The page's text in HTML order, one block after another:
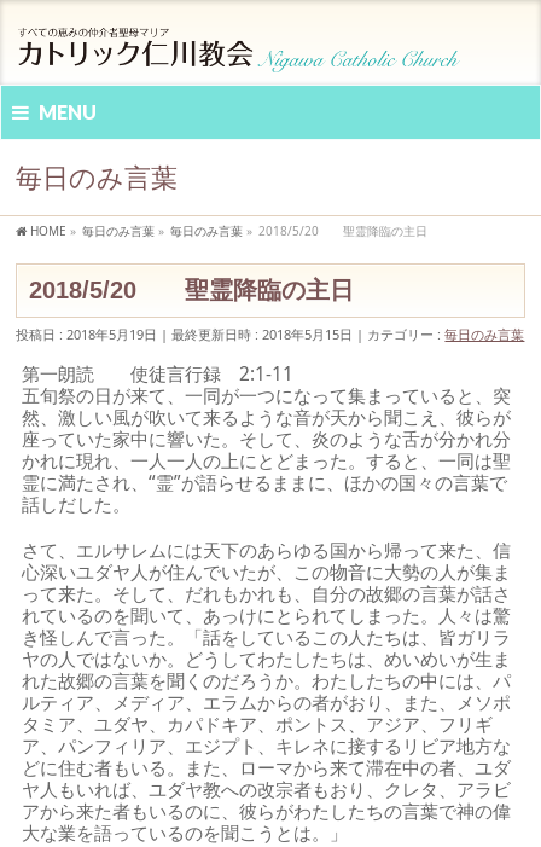
MENU
毎日のみ言葉
HOME » 毎日のみ言葉 » 毎日のみ言葉 » 2018/5/20 聖霊降臨の主日
2018/5/20 聖霊降臨の主日
投稿日 : 2018年5月19日 最終更新日時 : 2018年5月15日 カテゴリー :毎日のみ言葉
第一朗読 使徒言行録 2:1-11
五旬祭の日が来て、一同が一つになって集まっていると、突
然、激しい風が吹いて来るような音が天から聞こえ、彼らが
座っていた家中に響いた。そして、炎のような舌が分かれ分
かれに現れ、一人一人の上にとどまった。すると、一同は聖
霊に満たされ、“霊”が語らせるままに、ほかの国々の言葉で
話しだした。
さて、エルサレムには天下のあらゆる国から帰って来た、信
心深いユダヤ人が住んでいたが、この物音に大勢の人が集ま
って来た。そして、だれもかれも、自分の故郷の言葉が話さ
れているのを聞いて、あっけにとられてしまった。人々は驚
き怪しんで言った。「話をしているこの人たちは、皆ガリラ
ヤの人ではないか。どうしてわたしたちは、めいめいが生ま
れた故郷の言葉を聞くのだろうか。わたしたちの中には、パ
ルティア、メディア、エラムからの者がおり、また、メソポ
タミア、ユダヤ、カパドキア、ポントス、アジア、フリギ
ア、パンフィリア、エジプト、キレネに接するリビア地方な
どに住む者もいる。また、ローマから来て滞在中の者、ユダ
ヤ人もいれば、ユダヤ教への改宗者もおり、クレタ、アラビ
アから来た者もいるのに、彼らがわたしたちの言葉で神の偉
大な業を語っているのを聞こうとは。」